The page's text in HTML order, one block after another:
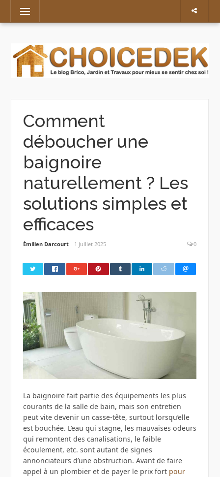
content
Menu
Comment
déboucher une
baignoire
naturellement ? Les
solutions simples et
efficaces
Émilien Darcourt 1 juillet 2025 0
La baignoire fait partie des équipements les plus
courants de la salle de bain, mais son entretien
peut vite devenir un casse-tête, surtout lorsqu’elle
est bouchée. L’eau qui stagne, les mauvaises odeurs
qui remontent des canalisations, le faible
écoulement, etc. sont autant de signes
annonciateurs d’une obstruction. Avant de faire
appel à un plombier et de payer le prix fort pour